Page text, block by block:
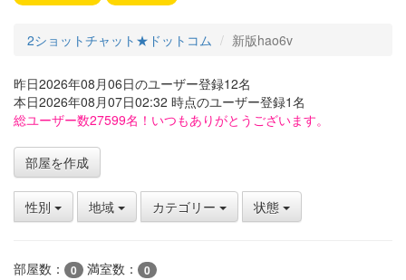
2ショットチャット★ドットコム 新版hao6v
昨日2026年08月06日のユーザー登録12名
本日2026年08月07日02:32 時点のユーザー登録1名
総ユーザー数27599名！いつもありがとうございます。
部屋を作成
性別 地域 カテゴリー 状態
部屋数： 0 満室数： 0